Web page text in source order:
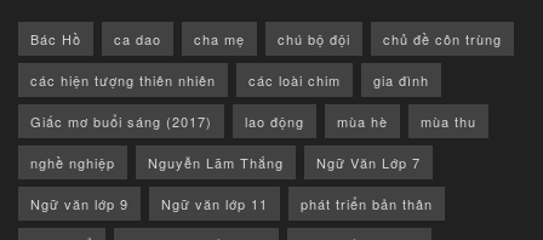
Bác Hồ ca dao cha mẹ chú bộ đội chủ đề côn trùng
các hiện tượng thiên nhiên các loài chim gia đình
Giấc mơ buổi sáng (2017) lao động mùa hè mùa thu
nghề nghiệp Nguyễn Lãm Thắng Ngữ Văn Lớp 7
Ngữ văn lớp 9 Ngữ văn lớp 11 phát triển bản thân